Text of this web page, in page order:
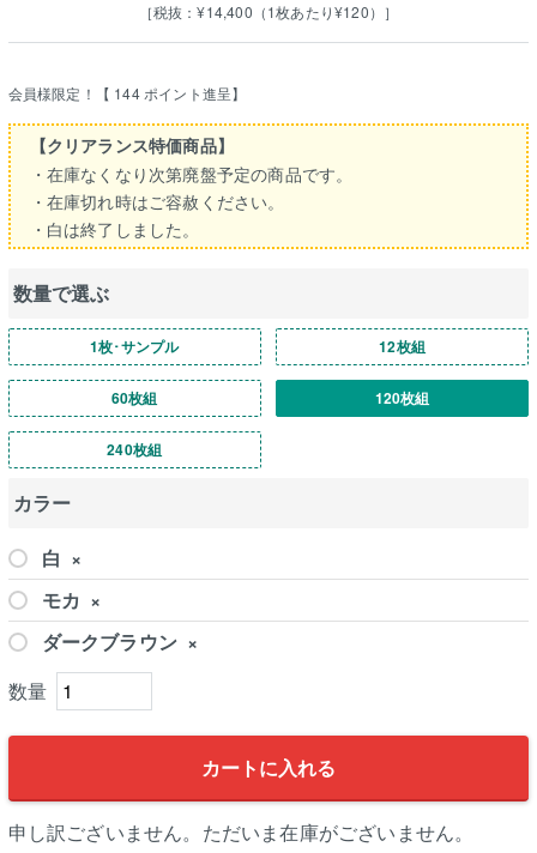
［税抜：¥14,400（1枚あたり¥120）］
会員様限定！【 144ポイント進呈】
【クリアランス特価商品】
・在庫なくなり次第廃盤予定の商品です。
・在庫切れ時はご容赦ください。
・白は終了しました。
数量で選ぶ
1枚･サンプル 12枚組
60枚組 120枚組
240枚組
カラー
白 ×
モカ ×
ダークブラウン ×
カートに入れる
申し訳ございません。ただいま在庫がございません。